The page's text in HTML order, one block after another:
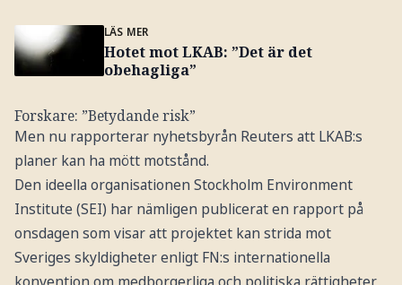
LÄS MER
Hotet mot LKAB: ”Det är det
obehagliga”
Forskare: ”Betydande risk”
Men nu rapporterar nyhetsbyrån Reuters att LKAB:s
planer kan ha mött motstånd.
Den ideella organisationen Stockholm Environment
Institute (SEI) har nämligen publicerat en rapport på
onsdagen som visar att projektet kan strida mot
Sveriges skyldigheter enligt FN:s internationella